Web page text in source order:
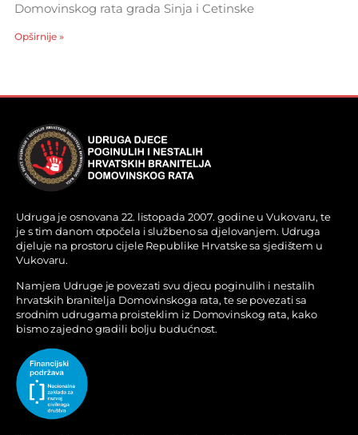
Domovinskog rata grada Sinja i Cetinske
Opširnije »
Udruga je osnovana 22. listopada 2007. godine u Vukovaru, te
je s tim danom otpočela i službeno sa djelovanjem. Udruga
djeluje na prostoru cijele Republike Hrvatske sa sjedištem u
Vukovaru.
Namjera Udruge je povezati svu djecu poginulih i nestalih
hrvatskih branitelja Domovinskoga rata, te se povezati sa
srodnim udrugama proisteklim iz Domovinskog rata, kako
bismo zajedno gradili bolju budućnost.